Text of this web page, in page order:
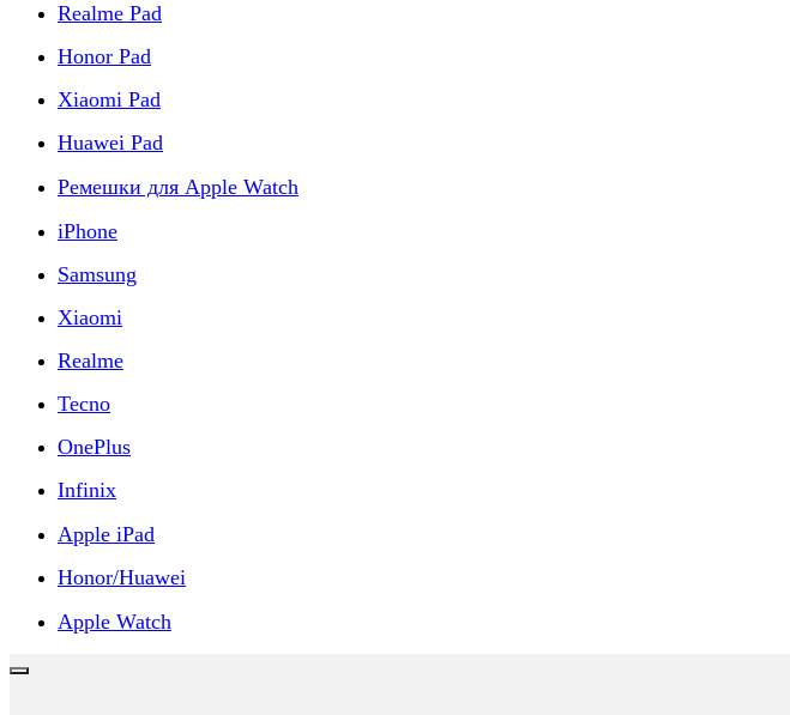
Realme Pad
Honor Pad
Xiaomi Pad
Huawei Pad
Ремешки для Apple Watch
iPhone
Samsung
Xiaomi
Realme
Tecno
OnePlus
Infinix
Apple iPad
Honor/Huawei
Apple Watch